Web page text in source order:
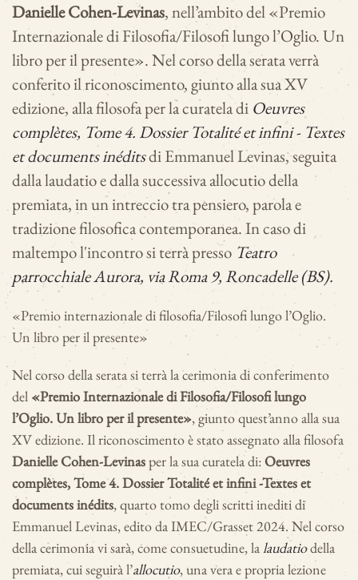
Danielle Cohen-Levinas, nell’ambito del «Premio
Internazionale di Filosofia/Filosofi lungo l’Oglio. Un
libro per il presente». Nel corso della serata verrà
conferito il riconoscimento, giunto alla sua XV
edizione, alla filosofa per la curatela di Oeuvres
complètes, Tome 4. Dossier Totalité et infini - Textes
et documents inéditsdi Emmanuel Levinas, seguita
dalla laudatio e dalla successiva allocutio della
premiata, in un intreccio tra pensiero, parola e
tradizione filosofica contemporanea. In caso di
maltempo l'incontro si terrà presso Teatro
parrocchiale Aurora, via Roma 9, Roncadelle (BS).
«Premio internazionale di filosofia/Filosofi lungo l’Oglio.
Un libro per il presente»
Nel corso della serata si terrà la cerimonia di conferimento
del «Premio Internazionale di Filosofia/Filosofi lungo
l’Oglio. Un libro per il presente», giunto quest’anno alla sua
XV edizione. Il riconoscimento è stato assegnato alla filosofa
Danielle Cohen-Levinasper la sua curatela di:Oeuvres
complètes, Tome 4. Dossier Totalité et infini -Textes et
documents inédits, quarto tomo degli scritti inediti di
Emmanuel Levinas, edito da IMEC/Grasset 2024. Nel corso
della cerimonia vi sarà, come consuetudine, lalaudatiodella
premiata, cui seguirà l’allocutio, una vera e propria lezione